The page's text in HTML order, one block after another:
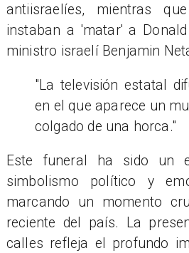
antiisraelíes, mientras
instaban a 'matar' a
ministro israelí Benjamin
"La televisión estatal
en el que aparece un
colgado de una horca."
Este funeral ha sido un
simbolismo político y
marcando un momento
reciente del país. La
calles refleja el profundo